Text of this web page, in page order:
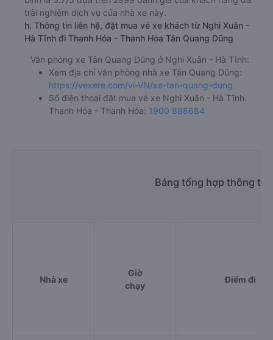
e. Các điểm trả khách của nhà xe Tân Quang Dũng
Nút giao Gia Miễu - Bỉm Sơn (Trạm Thu Phí Hà Trung)
f. Giá vé giá xe khách đi Thanh Hóa - Thanh Hóa từ Nghi
Xuân - Hà Tĩnh Tân Quang Dũng
giường nằm đôi 350000đ/vé
limousine 350000đ/vé
h. Thông tin liên hệ, đặt mua vé xe khách từ Nghi Xuân -
Thanh Hóa - Thanh Hóa: